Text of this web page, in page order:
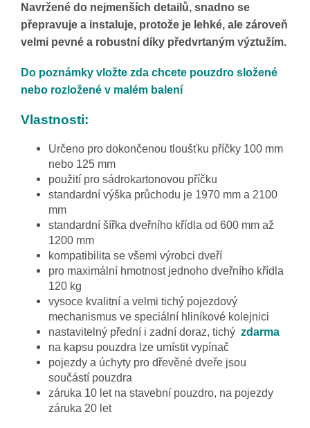
Navržené do nejmenších detailů, snadno se
přepravuje a instaluje, protože je lehké, ale zároveň
velmi pevné a robustní díky předvrtaným výztužím.
Do poznámky vložte zda chcete pouzdro složené
nebo rozložené v malém balení
Vlastnosti:
Určeno pro dokončenou tloušťku příčky 100 mm
nebo 125 mm
použití pro sádrokartonovou příčku
standardní výška průchodu je 1970 mm a 2100
mm
standardní šířka dveřního křídla od 600 mm až
1200 mm
kompatibilita se všemi výrobci dveří
pro maximální hmotnost jednoho dveřního křídla
120 kg
vysoce kvalitní a velmi tichý pojezdový
mechanismus ve speciální hliníkové kolejnici
nastavitelný přední i zadní doraz, tichý zdarma
na kapsu pouzdra lze umístit vypínač
pojezdy a úchyty pro dřevěné dveře jsou
součástí pouzdra
záruka 10 let na stavební pouzdro, na pojezdy
záruka 20 let